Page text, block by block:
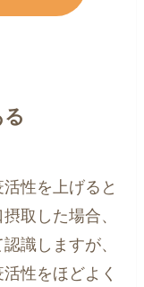
性を上げると
取した場合、
識しますが、
性をほどよく